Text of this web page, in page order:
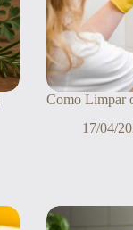
Como Limpar
17/04/